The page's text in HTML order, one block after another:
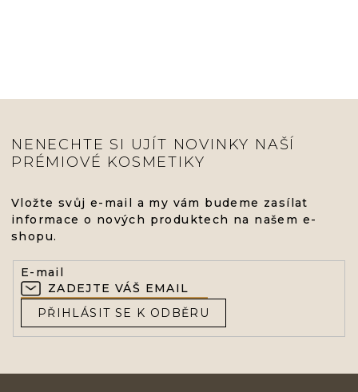
NENECHTE SI UJÍT NOVINKY NAŠÍ
PRÉMIOVÉ KOSMETIKY
Vložte svůj e-mail a my vám budeme zasílat
informace o nových produktech na našem e-
shopu.
E-mail
PŘIHLÁSIT SE K ODBĚRU